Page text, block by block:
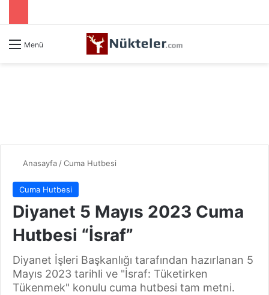
Menü
Anasayfa /Cuma Hutbesi
Cuma Hutbesi
Diyanet 5 Mayıs 2023 Cuma
Hutbesi “İsraf”
Diyanet İşleri Başkanlığı tarafından hazırlanan 5
Mayıs 2023 tarihli ve "İsraf: Tüketirken
Tükenmek" konulu cuma hutbesi tam metni.